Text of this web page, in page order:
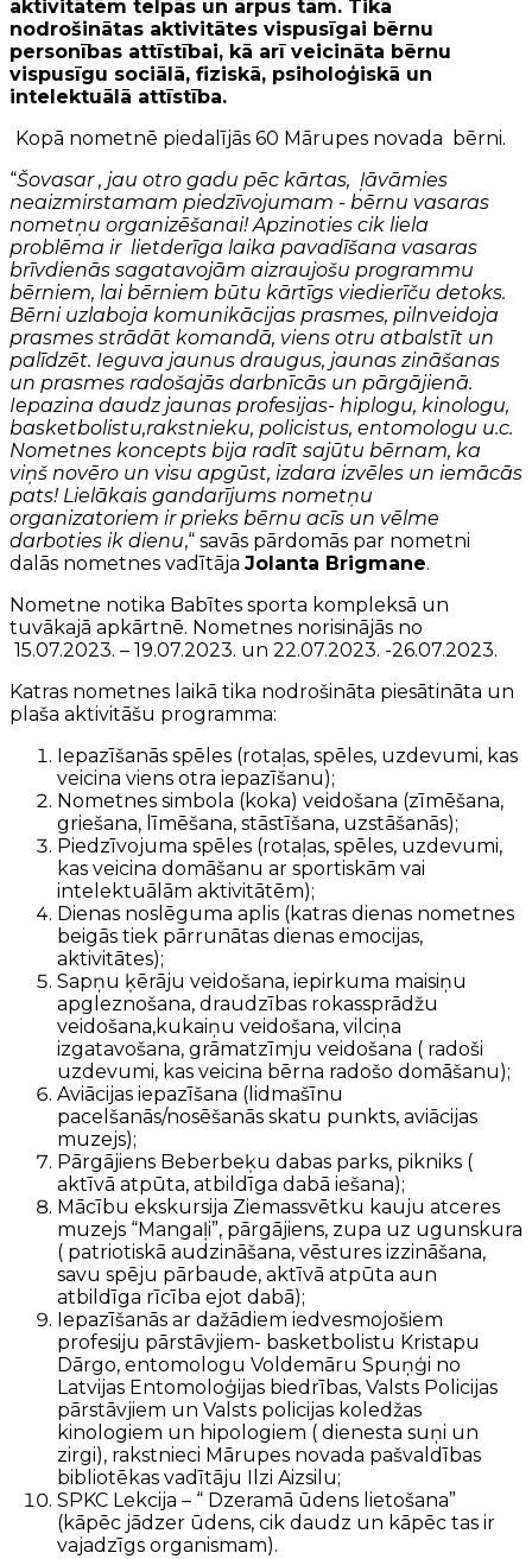
aktivitātēm telpās un ārpus tām. Tika
nodrošinātas aktivitātes vispusīgai bērnu
personības attīstībai, kā arī veicināta bērnu
vispusīgu sociālā, fiziskā, psiholoģiskā un
intelektuālā attīstība.
Kopā nometnē piedalījās 60 Mārupes novada bērni.
“Šovasar , jau otro gadu pēc kārtas, ļāvāmies
neaizmirstamam piedzīvojumam - bērnu vasaras
nometņu organizēšanai! Apzinoties cik liela
problēma ir lietderīga laika pavadīšana vasaras
brīvdienās sagatavojām aizraujošu programmu
bērniem, lai bērniem būtu kārtīgs viedierīču detoks.
Bērni uzlaboja komunikācijas prasmes, pilnveidoja
prasmes strādāt komandā, viens otru atbalstīt un
palīdzēt. Ieguva jaunus draugus, jaunas zināšanas
un prasmes radošajās darbnīcās un pārgājienā.
Iepazina daudz jaunas profesijas- hiplogu, kinologu,
basketbolistu,rakstnieku, policistus, entomologu u.c.
Nometnes koncepts bija radīt sajūtu bērnam, ka
viņš novēro un visu apgūst, izdara izvēles un iemācās
pats! Lielākais gandarījums nometņu
organizatoriem ir prieks bērnu acīs un vēlme
darboties ik dienu,“ savās pārdomās par nometni
dalās nometnes vadītāja Jolanta Brigmane.
Nometne notika Babītes sporta kompleksā un
tuvākajā apkārtnē. Nometnes norisinājās no
15.07.2023. – 19.07.2023. un 22.07.2023. -26.07.2023.
Katras nometnes laikā tika nodrošināta piesātināta un
plaša aktivitāšu programma:
Iepazīšanās spēles (rotaļas, spēles, uzdevumi, kas
veicina viens otra iepazīšanu);
Nometnes simbola (koka) veidošana (zīmēšana,
griešana, līmēšana, stāstīšana, uzstāšanās);
Piedzīvojuma spēles (rotaļas, spēles, uzdevumi,
kas veicina domāšanu ar sportiskām vai
intelektuālām aktivitātēm);
Dienas noslēguma aplis (katras dienas nometnes
beigās tiek pārrunātas dienas emocijas,
aktivitātes);
Sapņu ķērāju veidošana, iepirkuma maisiņu
apgleznošana, draudzības rokassprādžu
veidošana,kukaiņu veidošana, vilciņa
izgatavošana, grāmatzīmju veidošana ( radoši
uzdevumi, kas veicina bērna radošo domāšanu);
Aviācijas iepazīšana (lidmašīnu
pacelšanās/nosēšanās skatu punkts, aviācijas
muzejs);
Pārgājiens Beberbeķu dabas parks, pikniks (
aktīvā atpūta, atbildīga dabā iešana);
Mācību ekskursija Ziemassvētku kauju atceres
muzejs “Mangaļi”, pārgājiens, zupa uz ugunskura
( patriotiskā audzināšana, vēstures izzināšana,
savu spēju pārbaude, aktīvā atpūta aun
atbildīga rīcība ejot dabā);
Iepazīšanās ar dažādiem iedvesmojošiem
profesiju pārstāvjiem- basketbolistu Kristapu
Dārgo, entomologu Voldemāru Spuņģi no
Latvijas Entomoloģijas biedrības, Valsts Policijas
pārstāvjiem un Valsts policijas koledžas
kinologiem un hipologiem ( dienesta suņi un
zirgi), rakstnieci Mārupes novada pašvaldības
bibliotēkas vadītāju Ilzi Aizsilu;
SPKC Lekcija – “ Dzeramā ūdens lietošana”
(kāpēc jādzer ūdens, cik daudz un kāpēc tas ir
vajadzīgs organismam).